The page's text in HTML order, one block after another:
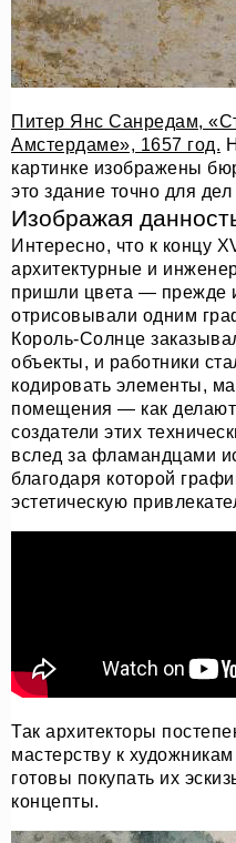
Питер Янс Санредам,
Амстердаме», 1657 год.
картинке изображены
это здание точно для
Изображая
Интересно, что к концу
архитектурные и
пришли цвета — прежде
отрисовывали одним
Король-Солнце
объекты, и работники
кодировать элементы,
помещения — как делают
создатели этих
вслед за фламандцами
благодаря которой
эстетическую
Так архитекторы
мастерству к
готовы покупать их
концепты.